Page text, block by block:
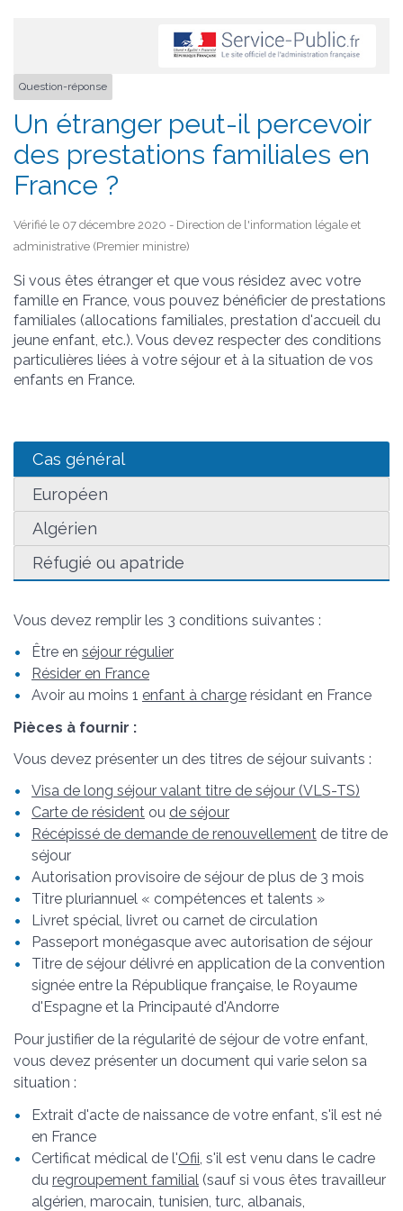
Question-réponse
Un étranger peut-il percevoir
des prestations familiales en
France ?
Vérifié le 07 décembre 2020 - Direction de l'information légale et
administrative (Premier ministre)
Si vous êtes étranger et que vous résidez avec votre
famille en France, vous pouvez bénéficier de prestations
familiales (allocations familiales, prestation d'accueil du
jeune enfant, etc.). Vous devez respecter des conditions
particulières liées à votre séjour et à la situation de vos
enfants en France.
Cas général
Européen
Algérien
Réfugié ou apatride
Vous devez remplir les 3 conditions suivantes :
Être en séjour régulier
Résider en France
Avoir au moins 1 enfant à charge résidant en France
Pièces à fournir :
Vous devez présenter un des titres de séjour suivants :
Visa de long séjour valant titre de séjour (VLS-TS)
Carte de résident ou de séjour
Récépissé de demande de renouvellement de titre de
séjour
Autorisation provisoire de séjour de plus de 3 mois
Titre pluriannuel « compétences et talents »
Livret spécial, livret ou carnet de circulation
Passeport monégasque avec autorisation de séjour
Titre de séjour délivré en application de la convention
signée entre la République française, le Royaume
d'Espagne et la Principauté d'Andorre
Pour justifier de la régularité de séjour de votre enfant,
vous devez présenter un document qui varie selon sa
situation :
Extrait d'acte de naissance de votre enfant, s'il est né
en France
Certificat médical de l'Ofii , s'il est venu dans le cadre
du regroupement familial (sauf si vous êtes travailleur
algérien, marocain, tunisien, turc, albanais,